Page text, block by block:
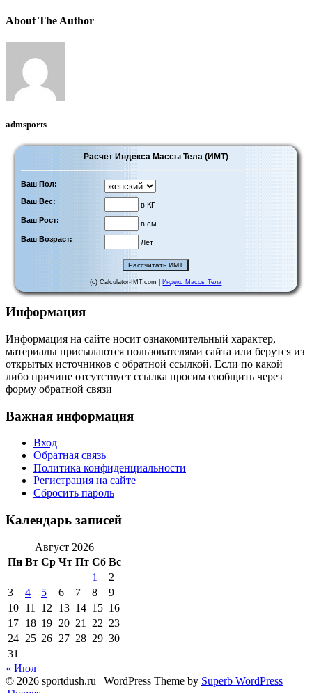
About The Author
admsports
Расчет Индекса Массы Тела (ИМТ)
Ваш Пол:
Ваш Вес:
в КГ
Ваш Рост:
в см
Ваш Возраст:
Лет
(c) Calculator-IMT.com | Индекс Массы Тела
Информация
Информация на сайте носит ознакомительный характер,
материалы присылаются пользователями сайта или берутся из
открытых источников с обратной ссылкой. Если по какой
либо причине отсутствует ссылка просим сообщить через
форму обратной связи
Важная информация
Вход
Обратная связь
Политика конфиденциальности
Регистрация на сайте
Сбросить пароль
Календарь записей
Август 2026
Пн Вт Ср Чт Пт Сб Вс
1
2
3
4 5 6 7 8
9
10 11 12 13 14 15 16
17 18 19 20 21 22 23
24 25 26 27 28 29 30
31
« Июл
© 2026 sportdush.ru | WordPress Theme by Superb WordPress